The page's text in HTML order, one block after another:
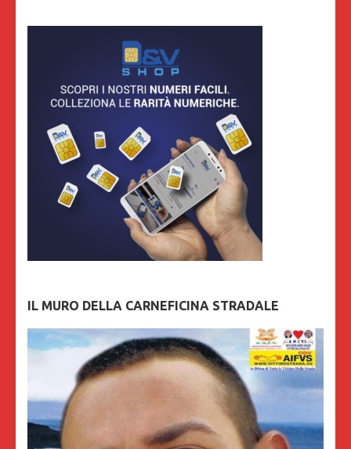
IL MURO DELLA CARNEFICINA STRADALE